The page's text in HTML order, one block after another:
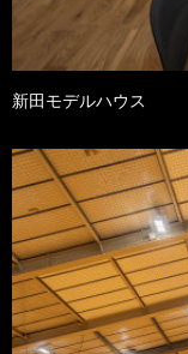
新田モデルハウス